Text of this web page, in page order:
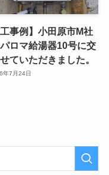
工事例】小田原市M社
ロマ給湯器10号に交
ていただきました。
年7月24日